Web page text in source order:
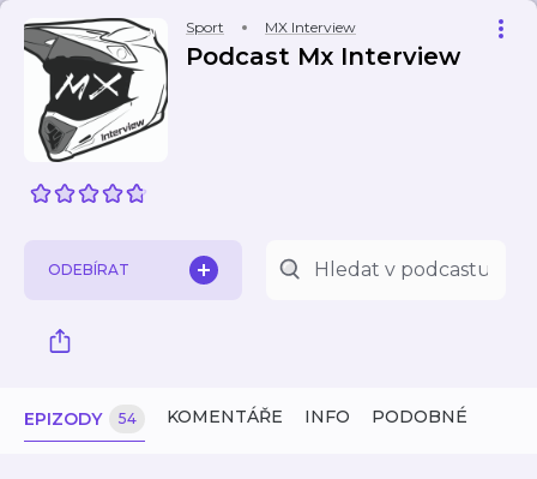
Sport MX Interview
Podcast Mx Interview
ODEBÍRAT
EPIZODY 54 KOMENTÁŘE INFO PODOBNÉ